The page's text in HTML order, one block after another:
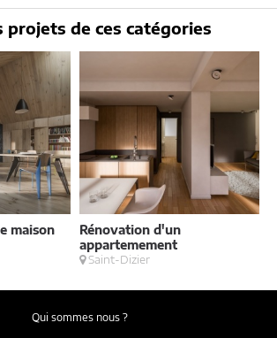
projets de ces catégories
maison
Rénovation d'un
appartemement
Saint-Dizier
Qui sommes nous ?